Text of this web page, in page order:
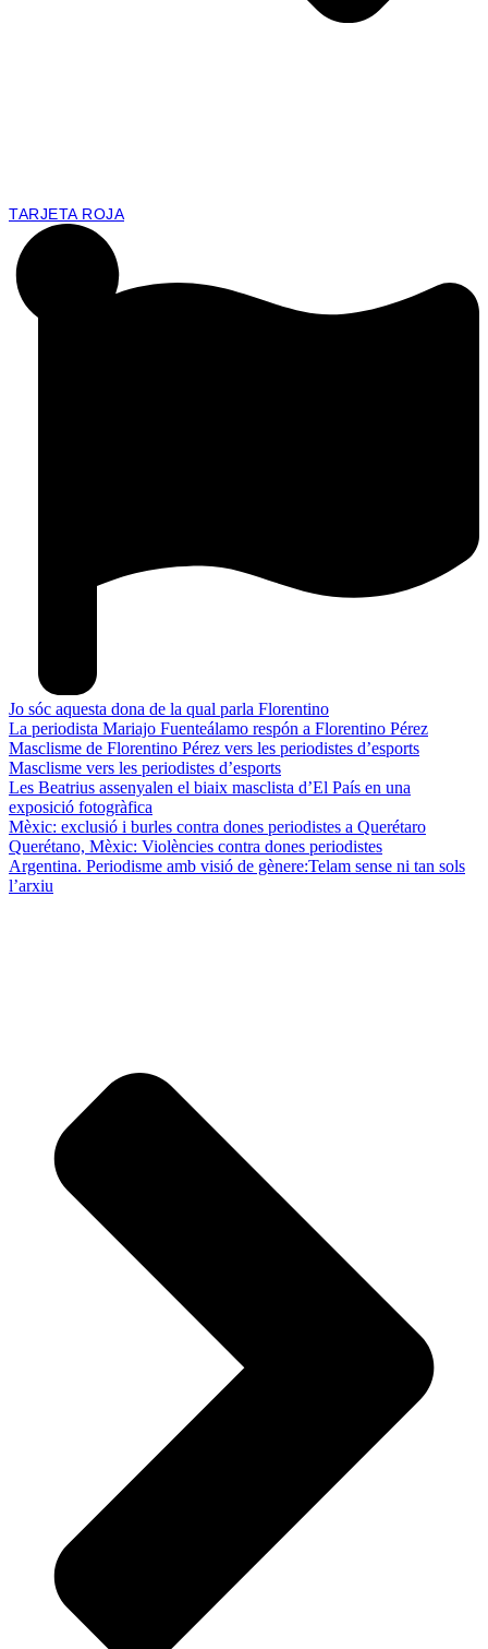
TARJETA ROJA
Jo sóc aquesta dona de la qual parla Florentino
La periodista Mariajo Fuenteálamo respón a Florentino Pérez
Masclisme de Florentino Pérez vers les periodistes d’esports
Masclisme vers les periodistes d’esports
Les Beatrius assenyalen el biaix masclista d’El País en una
exposició fotogràfica
Mèxic: exclusió i burles contra dones periodistes a Querétaro
Querétano, Mèxic: Violències contra dones periodistes
Argentina. Periodisme amb visió de gènere:Telam sense ni tan sols
l’arxiu